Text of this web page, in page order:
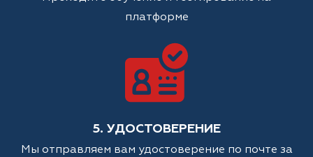
платформе
5. УДОСТОВЕРЕНИЕ
Мы отправляем вам удостоверение по почте за